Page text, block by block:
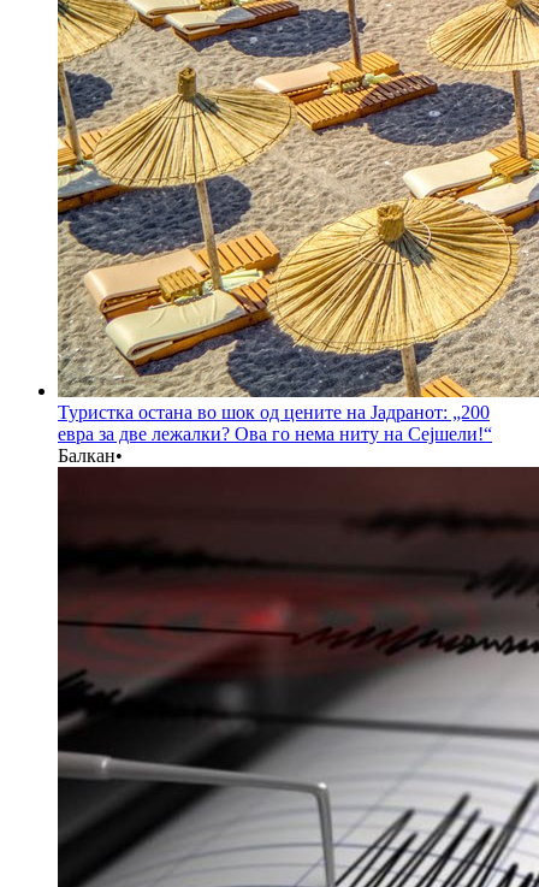
Туристка остана во шок од цените на Јадранот: „200
евра за две лежалки? Ова го нема ниту на Сејшели!“
Балкан•